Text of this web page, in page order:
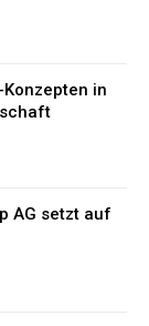
in
AG setzt auf